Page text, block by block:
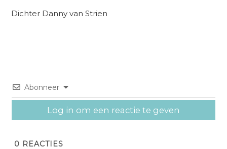
Dichter Danny van Strien
Abonneer
Log in om een reactie te geven
0 REACTIES